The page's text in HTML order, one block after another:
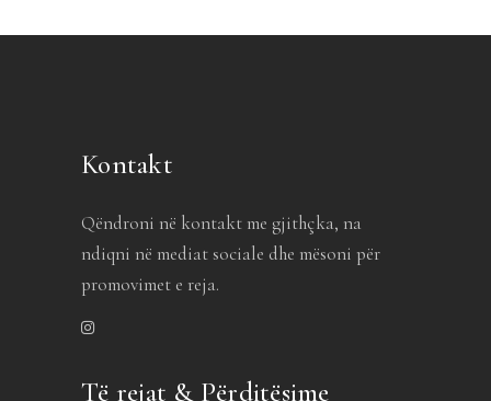
Kontakt
Qëndroni në kontakt me gjithçka, na
ndiqni në mediat sociale dhe mësoni për
promovimet e reja.
Të rejat & Përditësime